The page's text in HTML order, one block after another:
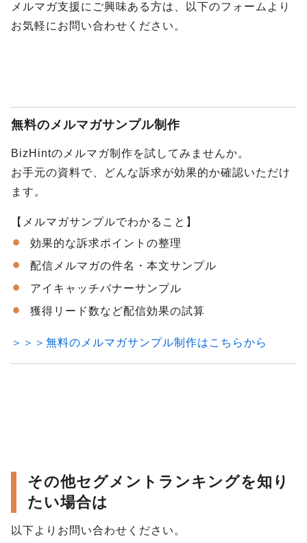
メルマガ支援にご興味ある方は、以下のフォームより
お気軽にお問い合わせください。
無料のメルマガサンプル制作
BizHintのメルマガ制作を試してみませんか。
お手元の資料で、どんな訴求が効果的か確認いただけ
ます。
【メルマガサンプルでわかること】
効果的な訴求ポイントの整理
配信メルマガの件名・本文サンプル
アイキャッチバナーサンプル
獲得リード数など配信効果の試算
＞＞＞無料のメルマガサンプル制作はこちらから
その他セグメントランキングを知り
たい場合は
以下よりお問い合わせください。